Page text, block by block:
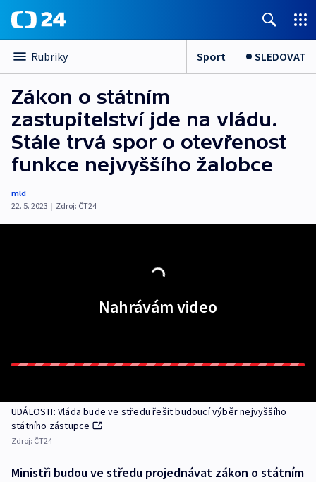
Rubriky Sport SLEDOVAT
Zákon o státním
zastupitelství jde na vládu.
Stále trvá spor o otevřenost
funkce nejvyššího žalobce
mld
22. 5. 2023 | Zdroj: ČT24
Nahrávám video
UDÁLOSTI: Vláda bude ve středu řešit budoucí výběr nejvyššího
státního zástupce
Zdroj: ČT24
Ministři budou ve středu projednávat zákon o státním